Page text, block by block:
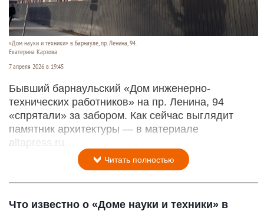
«Дом науки и техники» в Барнауле, пр. Ленина, 94.
Екатерина Карзова
7 апреля 2026 в 19:45
Бывший барнаульский «Дом инженерно-
технических работников» на пр. Ленина, 94
«спрятали» за забором. Как сейчас выглядит
памятник архитектуры — в материале
altapress.ru.
Читать полностью
Что известно о «Доме науки и техники» в